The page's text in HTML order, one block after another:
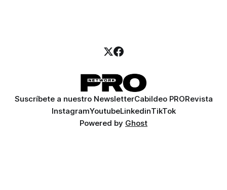
Suscríbete a nuestro NewsletterCabildeo PRORevista
InstagramYoutubeLinkedinTikTok
Powered by Ghost